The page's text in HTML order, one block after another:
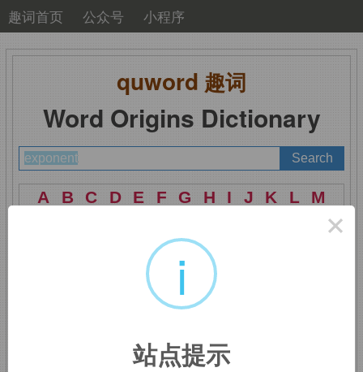
趣词首页 公众号 小程序
quword 趣词
Word Origins Dictionary
A B C D E F G H I J K L
M
Z
exponent：拥护者，鼓
吹者，指数
×
i
站点提示